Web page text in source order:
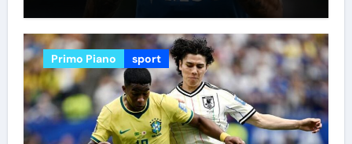
Primo Piano sport